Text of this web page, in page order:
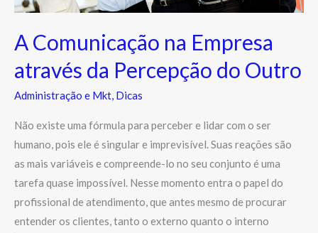
A Comunicação na Empresa
através da Percepção do Outro
Administração e Mkt, Dicas
Não existe uma fórmula para perceber e lidar com o ser
humano, pois ele é singular e imprevisível. Suas reações são
as mais variáveis e compreende-lo no seu conjunto é uma
tarefa quase impossível. Nesse momento entra o papel do
profissional de atendimento, que antes mesmo de procurar
entender os clientes, tanto o externo quanto o interno
do